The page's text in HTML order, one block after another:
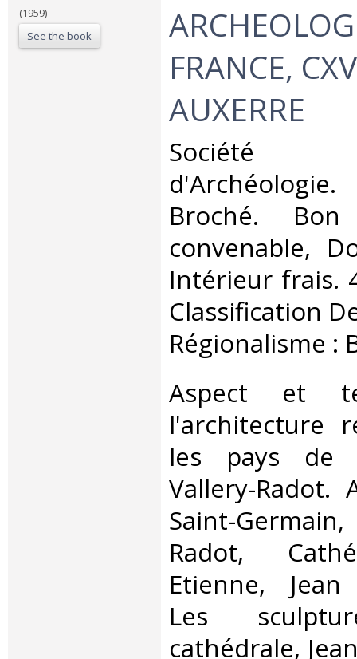
(1959)
See the book
FRANCE,
AUXERRE‎
‎Société
Broché.
convenable,
Intérieur frais.
Classification
Régionalisme :
‎Aspect et
l'architecture
les pays de
Vallery-Radot.
Saint-
Radot,
Etienne, Jean
Les
cathédrale,